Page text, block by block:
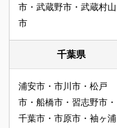
市・武蔵野市・武蔵村山
市
千葉県
浦安市・市川市・松戸
市・船橋市・習志野市・
千葉市・市原市・袖ヶ浦